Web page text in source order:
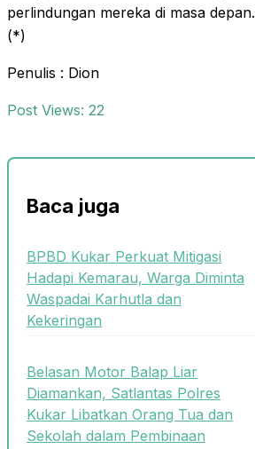
perlindungan mereka di masa depan.
(*)
Penulis : Dion
Post Views: 22
Baca juga
BPBD Kukar Perkuat Mitigasi
Hadapi Kemarau, Warga Diminta
Waspadai Karhutla dan
Kekeringan
Belasan Motor Balap Liar
Diamankan, Satlantas Polres
Kukar Libatkan Orang Tua dan
Sekolah dalam Pembinaan